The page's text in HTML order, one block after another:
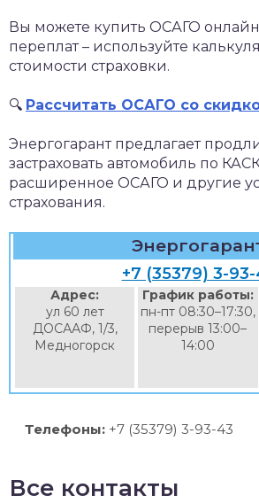
Вы можете купить ОСАГО
переплат – используйте
стоимости страховки.
🔍 Рассчитать ОСАГО со
Энергогарант предлагает
застраховать автомобиль по
расширенное ОСАГО и другие
страхования.
+7 (35379) 3-
Адрес:
ул 60 лет
ДОСААФ, 1/3,
Медногорск
График работы:
пн-пт 08:30–17:30,
перерыв 13:00–
14:00
Телефоны: +7 (35379) 3-93-43
Все контакты